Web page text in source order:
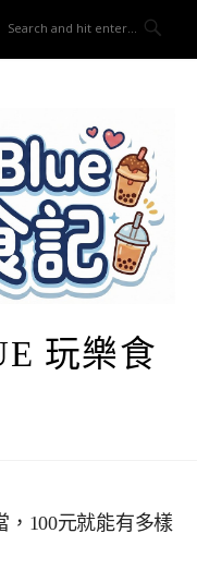
玩樂食
，100元就能有多樣